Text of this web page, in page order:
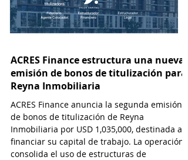
ACRES Finance estructura una nueva
emisión de bonos de titulización para
Reyna Inmobiliaria
ACRES Finance anuncia la segunda emisión
de bonos de titulización de Reyna
Inmobiliaria por USD 1,035,000, destinada a
financiar su capital de trabajo. La operación
consolida el uso de estructuras de